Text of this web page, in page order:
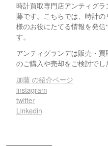
時計買取専門店アンティグ
藤です。こちらでは、時計
様のお役にたてる情報を発
す。
アンティグランデは販売・
のご購入や売却をご検討でし
加藤 の紹介ページ
instagram
twitter
Linkedin